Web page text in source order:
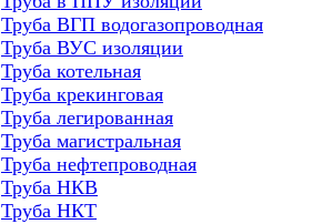
Труба ВГП водогазопроводная
Труба ВУС изоляции
Труба котельная
Труба крекинговая
Труба легированная
Труба магистральная
Труба нефтепроводная
Труба НКВ
Труба НКТ